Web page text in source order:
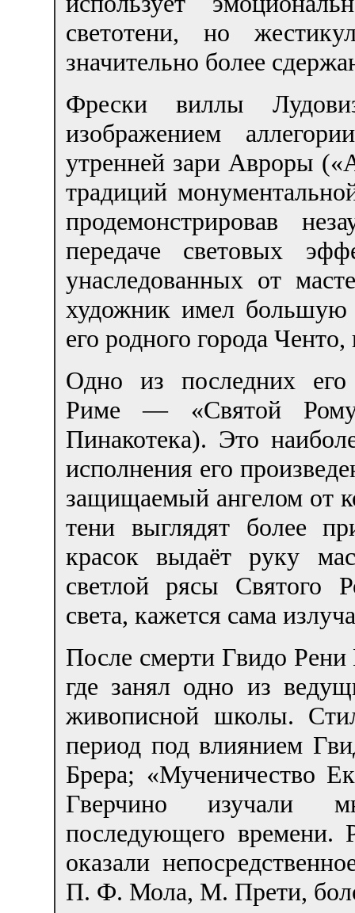
светотени, но
значительно более
Фрески виллы
изображением
утренней зари Авроры
традиций
продемонстрировав
передаче световых
унаследованных от
художник имел
его родного города
Одно из последних его
Риме — «Святой
Пинакотека). Это
исполнения его
защищаемый ангелом от
тени выглядят более
красок выдаёт руку
светлой рясы Святого
света, кажется сама
После смерти Гвидо
где занял одно из
живописной школы.
период под влиянием
Брера; «Мученичество
Гверчино изучали
последующего времени.
оказали
П. Ф. Мола, М. Прети,